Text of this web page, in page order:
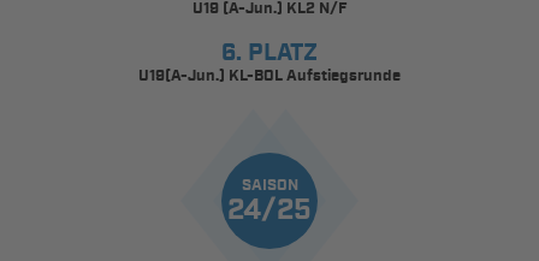
U19 (A-Jun.) KL2 N/F
6. PLATZ
U19(A-Jun.) KL-BOL Aufstiegsrunde
SAISON
24/25